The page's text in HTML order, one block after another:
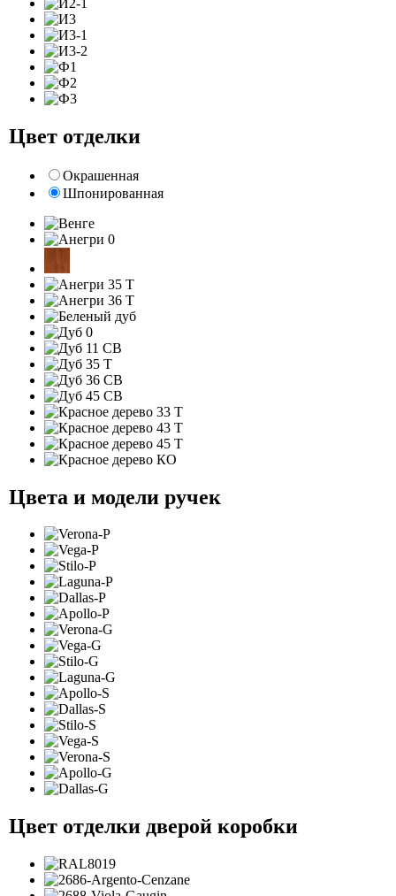
Цвет отделки
Окрашенная
Шпонированная
Цвета и модели ручек
Цвет отделки дверой коробки